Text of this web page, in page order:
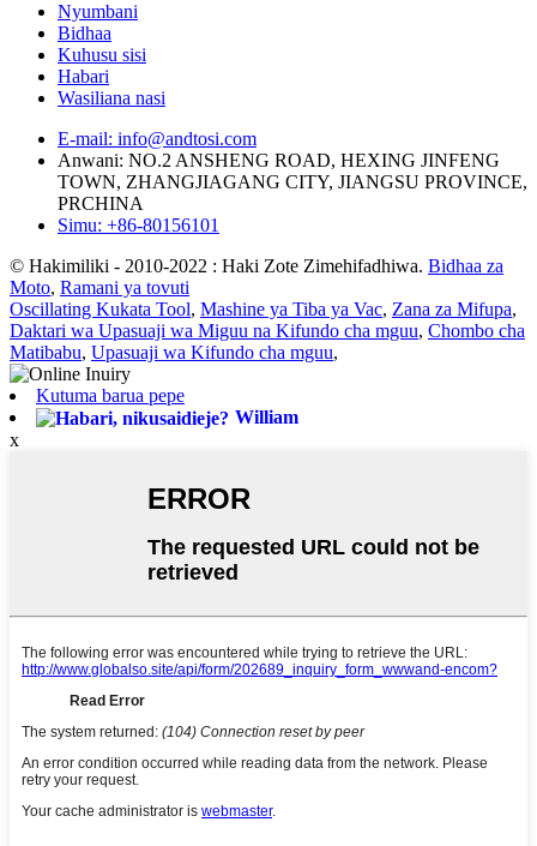
Nyumbani
Bidhaa
Kuhusu sisi
Habari
Wasiliana nasi
E-mail: info@andtosi.com
Anwani: NO.2 ANSHENG ROAD, HEXING JINFENG
TOWN, ZHANGJIAGANG CITY, JIANGSU PROVINCE,
PRCHINA
Simu: +86-80156101
© Hakimiliki - 2010-2022 : Haki Zote Zimehifadhiwa. Bidhaa za
Moto, Ramani ya tovuti
Oscillating Kukata Tool, Mashine ya Tiba ya Vac, Zana za Mifupa,
Daktari wa Upasuaji wa Miguu na Kifundo cha mguu, Chombo cha
Matibabu, Upasuaji wa Kifundo cha mguu,
Kutuma barua pepe
William
x